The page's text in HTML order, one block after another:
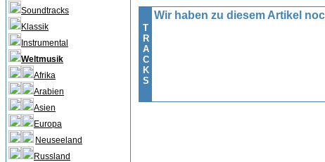
Soundtracks
Klassik
Instrumental
Weltmusik
Afrika
Arabien
Asien
Europa
Neuseeland
Russland
T
R
A
C
K
S
Wir haben zu diesem Artikel